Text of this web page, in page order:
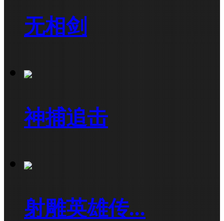
无相剑
神捕追击
射雕英雄传...